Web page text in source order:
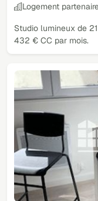
Logement
Studio lumineux de
432 € CC par mois.